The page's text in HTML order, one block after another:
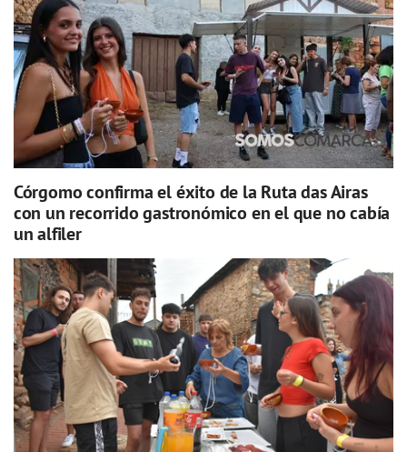
Córgomo confirma el éxito de la Ruta das Airas
con un recorrido gastronómico en el que no cabía
un alfiler